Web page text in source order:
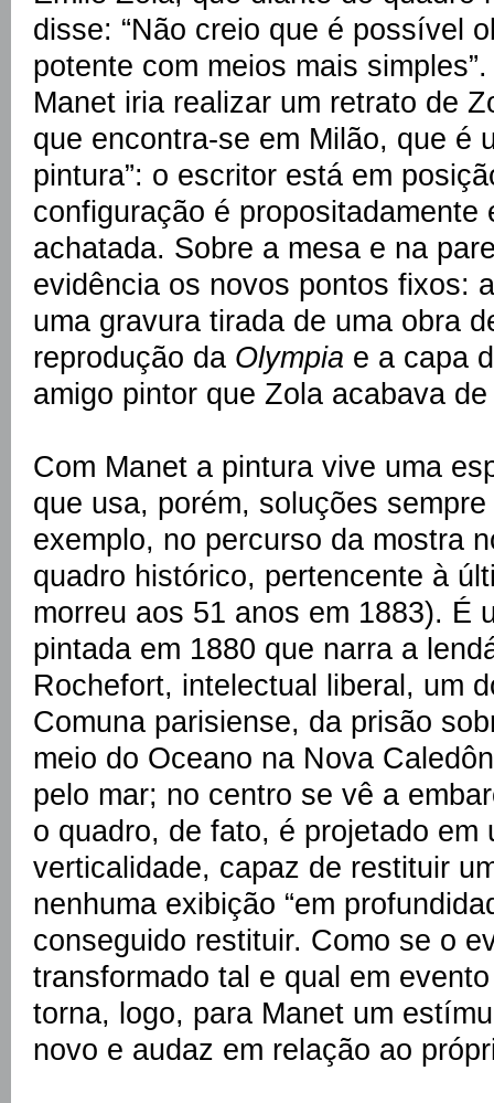
disse: “Não creio que é possível
potente com meios mais
Manet iria realizar um retrato de
que encontra-se em Milão, que é
pintura”: o escritor está em
configuração é propositadamente
achatada. Sobre a mesa e na
evidência os novos pontos fixos:
uma gravura tirada de uma obra
reprodução da Olympia e a capa
amigo pintor que Zola acabava
Com Manet a pintura vive uma
que usa, porém, soluções
exemplo, no percurso da mostra
quadro histórico, pertencente à
morreu aos 51 anos em 1883). É
pintada em 1880 que narra a
Rochefort, intelectual liberal, um
Comuna parisiense, da prisão
meio do Oceano na Nova
pelo mar; no centro se vê a
o quadro, de fato, é projetado em
verticalidade, capaz de restituir
nenhuma exibição “em
conseguido restituir. Como se o
transformado tal e qual em
torna, logo, para Manet um
novo e audaz em relação ao